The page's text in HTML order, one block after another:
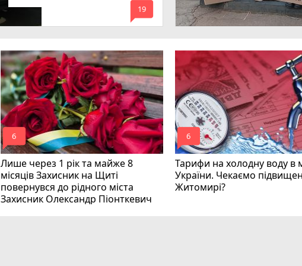
винних
mode_comment
19
Лише через 1 рік та майже 8
місяців Захисник на Щиті
повернувся до рідного міста
Захисник Олександр Піонткевич
mode_comment
6
Тарифи на холодну воду в
України. Чекаємо
Житомирі?
mode_comment
6